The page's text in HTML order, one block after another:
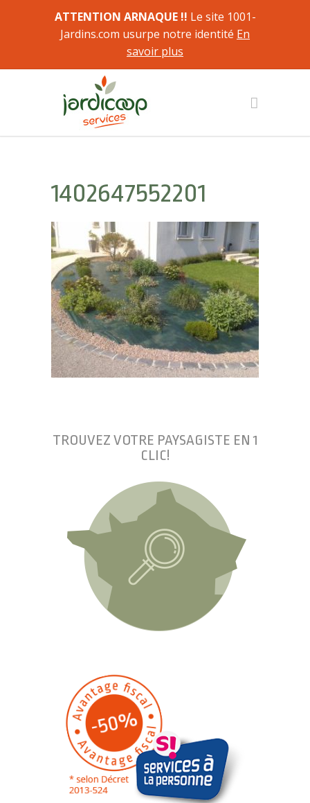
ATTENTION ARNAQUE !! Le site 1001-
Jardins.com usurpe notre identité En
savoir plus
1402647552201
TROUVEZ VOTRE PAYSAGISTE EN 1
CLIC!